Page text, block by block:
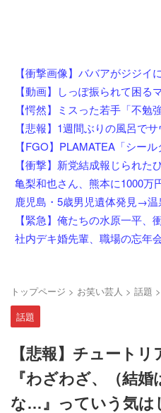
鹿児島・5歳男児遺体発見→
トップページ > お笑い芸人 > 話題 >
話題
【悲報】チュート
『わざわざ、（結
な…』っていう気は